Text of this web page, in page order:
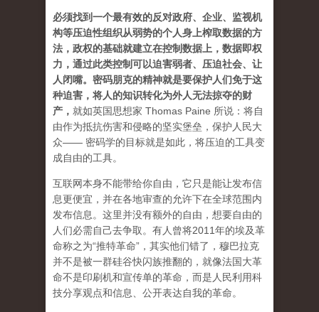
必须找到一个最有效的反对政府、企业、监视机
构等压迫性组织从弱势的个人身上榨取数据的方
法，政权的基础就建立在控制数据上，数据即权
力，通过此类控制可以迫害弱者、压迫社会、让
人闭嘴。密码朋克的精神就是要保护人们免于这
种迫害，将人的知识转化为外人无法掠夺的财
产 ， 就如英国思想家 Thomas Paine 所说：将自
由作为抵抗伤害和侵略的坚实堡垒，保护人民大
众—— 密码学的目标就是如此，将压迫的工具变
成自由的工具。
互联网本身不能带给你自由，它只是能让发布信
息更便宜，并在各地审查的允许下在全球范围内
发布信息。这里并没有额外的自由，想要自由的
人们必需自己去争取。有人曾将2011年的埃及革
命称之为“推特革命”，其实他们错了，穆巴拉克
并不是被一群硅谷快闪族推翻的，就像法国大革
命不是印刷机和宣传单的革命，而是人民利用科
技分享观点和信息、公开表达自我的革命。